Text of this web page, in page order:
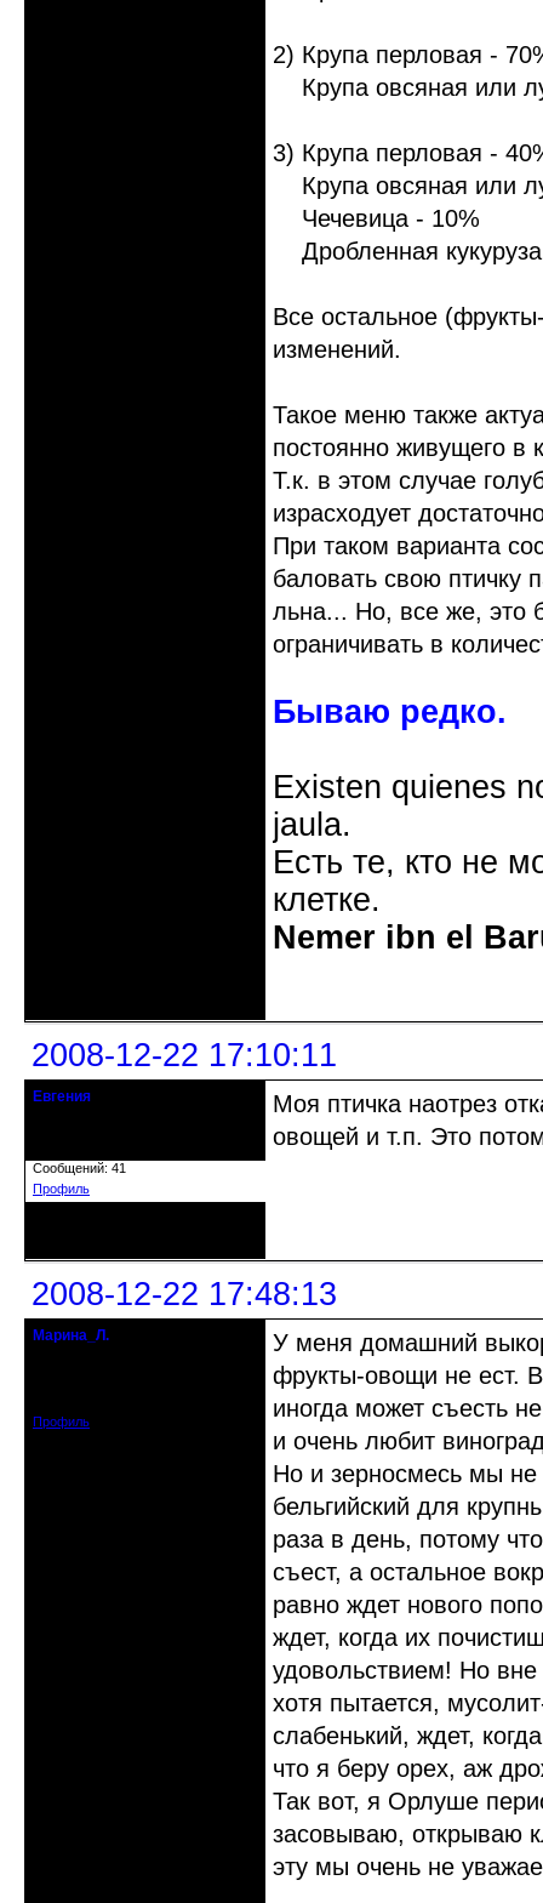
2) Крупа перловая -
Крупа овсяная или
3) Крупа перловая -
Крупа овсяная или
Чечевица - 10%
Дробленная
Все остальное
изменений.
Такое меню также
постоянно живущего в
Т.к. в этом случае
израсходует
При таком варианта
баловать свою птичку
льна... Но, все же, это
ограничивать в
Бываю редко.
Existen quienes
jaula.
Есть те, кто не
клетке.
Nemer ibn el
2008-12-22 17:10:11
Евгения
Сообщений: 41
Профиль
Моя птичка наотрез
овощей и т.п. Это
2008-12-22 17:48:13
Марина_Л.
Профиль
У меня домашний
фрукты-овощи не ест.
иногда может съесть
и очень любит
Но и зерносмесь мы
бельгийский для
раза в день, потому
съест, а остальное
равно ждет нового
ждет, когда их
удовольствием! Но
хотя пытается,
слабенький, ждет,
что я беру орех, аж
Так вот, я Орлуше
засовываю, открываю
эту мы очень не